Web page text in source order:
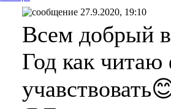
27.9.2020, 19:10
Всем добрый
Год как